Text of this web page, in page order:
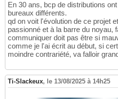
En 30 ans, bcp de distributions
bureaux différents.
qd on voit l'évolution de ce projet
passionné et à la barre du noyau,
communiquer doit pas être si
comme je l'ai écrit au début, si
moindre contrariété, va falloir
Ti-Slackeux, le 13/08/2025 à 14h25